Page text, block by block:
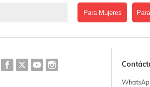
Para Mujeres